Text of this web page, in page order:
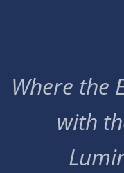
Where the
with